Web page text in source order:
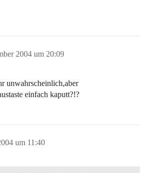
2004 um 20:09
unwahrscheinlich,aber
einfach kaputt?!?
um 11:40